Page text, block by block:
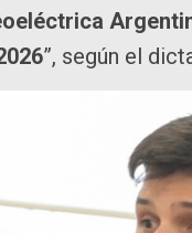
”, según el